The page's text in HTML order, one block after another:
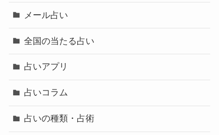
メール占い
全国の当たる占い
占いアプリ
占いコラム
占いの種類・占術